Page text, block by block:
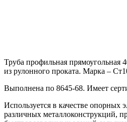
Труба профильная прямоугольная
из рулонного проката. Марка –
Выполнена по 8645-68. Имеет
Используется в качестве опорных
различных металлоконструкций,